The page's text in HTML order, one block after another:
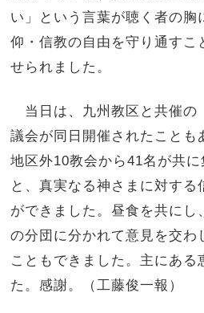
い」という言葉が聴く者の胸
仰・信教の自由を守り通すこ
せられました。
当日は、九州教区と共催の
議会が同日開催されたことも
地区外10教会から41名が共
と、真実なる神さまに対する
ができました。昼食を共にし
の分団に分かれて意見を交わ
こともできました。主にある
た。感謝。（工藤俊一報）